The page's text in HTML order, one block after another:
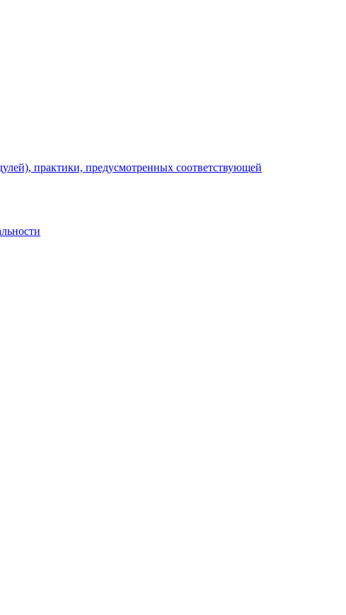
практики, предусмотренных соответствующей